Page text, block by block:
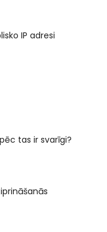
IP adresi
tas ir svarīgi?